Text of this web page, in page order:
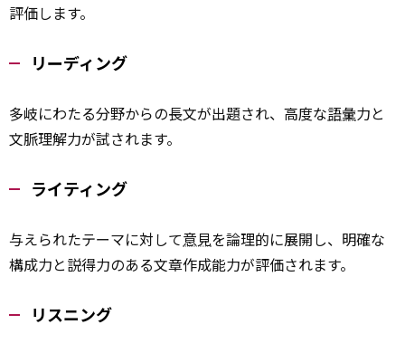
評価します。
リーディング
多岐にわたる分野からの長文が出題され、高度な語彙力と
文脈理解力が試されます。
ライティング
与えられたテーマに対して意見を論理的に展開し、明確な
構成力と説得力のある文章作成能力が評価されます。
リスニング